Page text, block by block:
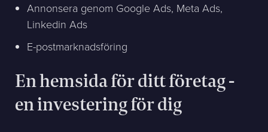
Annonsera genom Google Ads, Meta Ads,
Linkedin Ads
E-postmarknadsföring
En hemsida för ditt företag -
en investering för dig